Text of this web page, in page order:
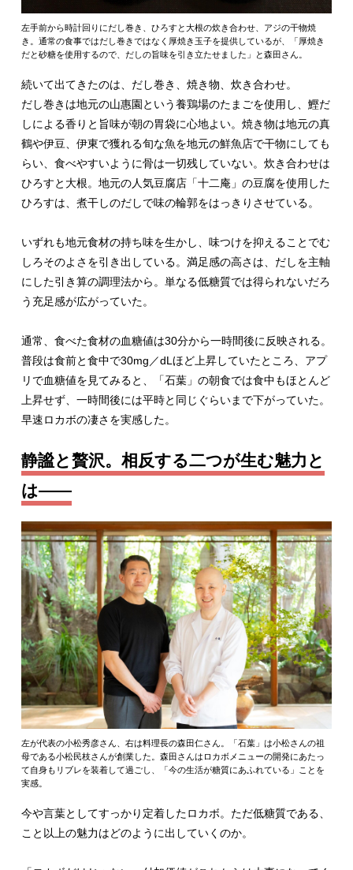
左手前から時計回りにだし巻き、ひろすと大根の炊き合わせ、アジの干物焼
き。通常の食事ではだし巻きではなく厚焼き玉子を提供しているが、「厚焼き
だと砂糖を使用するので、だしの旨味を引き立たせました」と森田さん。
続いて出てきたのは、だし巻き、焼き物、炊き合わせ。
だし巻きは地元の山惠園という養鶏場のたまごを使用し、鰹だ
しによる香りと旨味が朝の胃袋に心地よい。焼き物は地元の真
鶴や伊豆、伊東で獲れる旬な魚を地元の鮮魚店で干物にしても
らい、食べやすいように骨は一切残していない。炊き合わせは
ひろすと大根。地元の人気豆腐店「十二庵」の豆腐を使用した
ひろすは、煮干しのだしで味の輪郭をはっきりさせている。
いずれも地元食材の持ち味を生かし、味つけを抑えることでむ
しろそのよさを引き出している。満足感の高さは、だしを主軸
にした引き算の調理法から。単なる低糖質では得られないだろ
う充足感が広がっていた。
通常、食べた食材の血糖値は30分から一時間後に反映される。
普段は食前と食中で30mg／dLほど上昇していたところ、アプ
リで血糖値を見てみると、「石葉」の朝食では食中もほとんど
上昇せず、一時間後には平時と同じぐらいまで下がっていた。
早速ロカボの凄さを実感した。
静謐と贅沢。相反する二つが生む魅力と
は――
左が代表の小松秀彦さん、右は料理長の森田仁さん。「石葉」は小松さんの祖
母である小松民枝さんが創業した。森田さんはロカボメニューの開発にあたっ
て自身もリブレを装着して過ごし、「今の生活が糖質にあふれている」ことを
実感。
今や言葉としてすっかり定着したロカボ。ただ低糖質である、
こと以上の魅力はどのように出していくのか。